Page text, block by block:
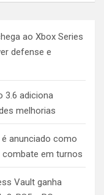
ao Xbox Series
defense e
3.6 adiciona
melhorias
é anunciado como
em turnos
Vault ganha